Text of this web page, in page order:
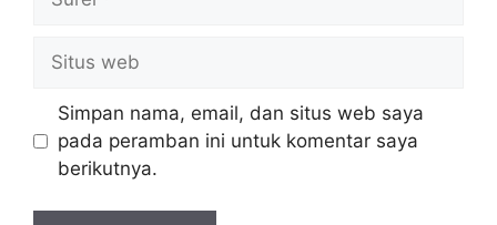
web
Simpan nama, email, dan situs web saya
pada peramban ini untuk komentar saya
berikutnya.